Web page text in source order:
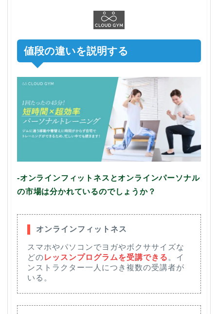
値段の違いを説明する
-オンラインフィットネスとオンラインパーソナル
の市場は分かれているのでしょうか？
オンラインフィットネス
スマホやパソコンでヨガやボクササイズな
どのレッスンプログラムを受講できる 。イ
ンストラクター一人につき複数の受講者が
いる。